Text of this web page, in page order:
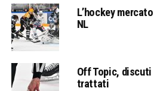
L’hockey
NL
Off Topic,
trattati